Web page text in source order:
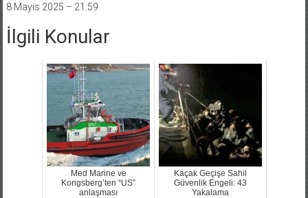
8 Mayıs 2025 – 21:59
İlgili Konular
Med Marine ve
Kongsberg’ten “US”
anlaşması
Kaçak Geçişe Sahil
Güvenlik Engeli: 43
Yakalama